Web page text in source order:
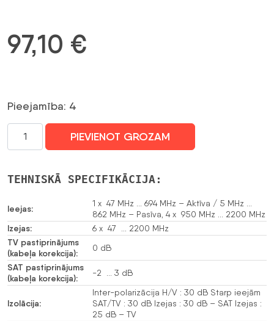
97,10 €
Pieejamība: 4
MULTISWITCH
5
/
6
IZEJAS
TRIAX
daudzums
PIEVIENOT GROZAM
TEHNISKĀ SPECIFIKĀCIJA:
Ieejas:
1 x 47 MHz … 694 MHz – Aktīva / 5 MHz …
862 MHz – Pasīva, 4 x 950 MHz … 2200 MHz
Izejas: 6 x 47 … 2200 MHz
TV pastiprinājums
(kabeļa korekcija):
0 dB
SAT pastiprinājums
(kabeļa korekcija):
-2 … 3 dB
Izolācija:
Inter-polarizācija H/V : 30 dB Starp ieejām
SAT/TV : 30 dB Izejas : 30 dB – SAT Izejas :
25 dB – TV